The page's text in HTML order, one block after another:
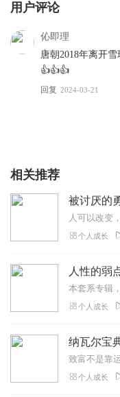
用户评论
伈即理
唐朝2018年离开
👍👍👍
回复 2024-03-21
相关推荐
个人成长
个人成长
个人成长